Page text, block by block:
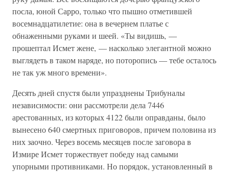
посла, юной Сарро, только что пышно отметившей
восемнадцатилетие: она в вечернем платье с
обнаженными руками и шеей. «Ты видишь, —
прошептал Исмет жене, — насколько элегантной можно
выглядеть в таком наряде, но поторопись — тебе осталось
не так уж много времени».
Десять дней спустя были упразднены Трибуналы
независимости: они рассмотрели дела 7446
арестованных, из которых 4122 были оправданы, было
вынесено 640 смертных приговоров, причем половина из
них заочно. Через восемь месяцев после заговора в
Измире Исмет торжествует победу над самыми
упорными противниками. Но порядок, установленный в